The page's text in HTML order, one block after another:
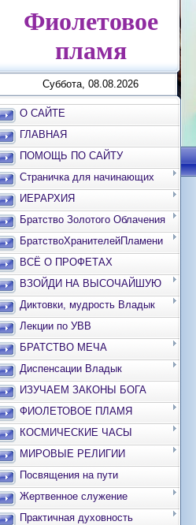
Фиолетовое
пламя
Суббота, 08.08.2026
О САЙТЕ
ГЛАВНАЯ
ПОМОЩЬ ПО САЙТУ
Страничка для начинающих
ИЕРАРХИЯ
Братство Золотого Облачения
БратствоХранителейПламени
ВСЁ О ПРОФЕТАХ
ВЗОЙДИ НА ВЫСОЧАЙШУЮ
ВЕРШИНУ
Диктовки, мудрость Владык
Лекции по УВВ
БРАТСТВО МЕЧА
Диспенсации Владык
ИЗУЧАЕМ ЗАКОНЫ БОГА
ФИОЛЕТОВОЕ ПЛАМЯ
КОСМИЧЕСКИЕ ЧАСЫ
МИРОВЫЕ РЕЛИГИИ
Посвящения на пути
Жертвенное служение
Практичная духовность